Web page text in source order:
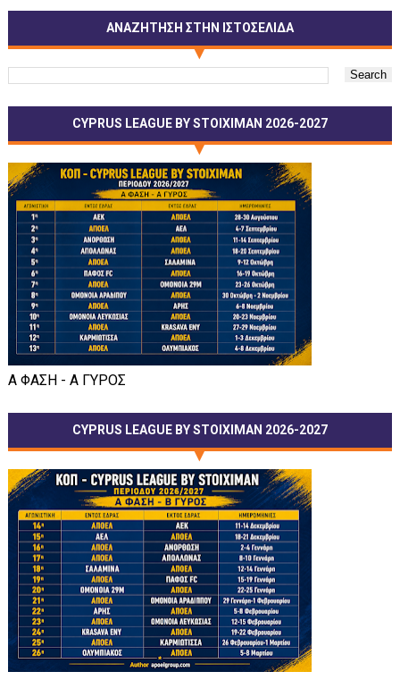
ΑΝΑΖΗΤΗΣΗ ΣΤΗΝ ΙΣΤΟΣΕΛΙΔΑ
CYPRUS LEAGUE BY STOIXIMAN 2026-2027
Α ΦΑΣΗ - Α ΓΥΡΟΣ
CYPRUS LEAGUE BY STOIXIMAN 2026-2027